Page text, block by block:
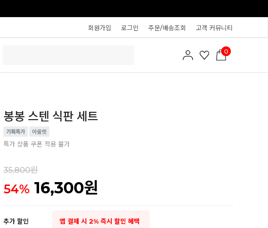
회원가입 로그인 주문/배송조회 고객 커뮤니티
0
봉봉 스텐 식판 세트
특가 상품 쿠폰 적용 불가
35,800원
54% 16,300원
추가 할인 앱 결제 시 2% 즉시 할인 혜택